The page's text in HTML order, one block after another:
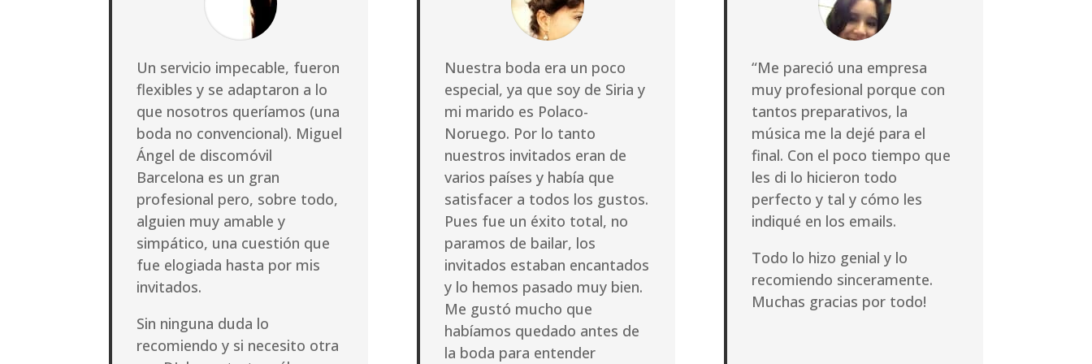
Un servicio impecable, fueron
flexibles y se adaptaron a lo
que nosotros queríamos (una
boda no convencional). Miguel
Ángel de discomóvil
Barcelona es un gran
profesional pero, sobre todo,
alguien muy amable y
simpático, una cuestión que
fue elogiada hasta por mis
invitados.
Sin ninguna duda lo
recomiendo y si necesito otra
Nuestra boda era un poco
especial, ya que soy de Siria y
mi marido es Polaco-
Noruego. Por lo tanto
nuestros invitados eran de
varios países y había que
satisfacer a todos los gustos.
Pues fue un éxito total, no
paramos de bailar, los
invitados estaban encantados
y lo hemos pasado muy bien.
Me gustó mucho que
habíamos quedado antes de
la boda para entender
“Me pareció una empresa
muy profesional porque con
tantos preparativos, la
música me la dejé para el
final. Con el poco tiempo que
les di lo hicieron todo
perfecto y tal y cómo les
indiqué en los emails.
Todo lo hizo genial y lo
recomiendo sinceramente.
Muchas gracias por todo!